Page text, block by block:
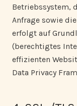
Betriebssystem,
Anfrage sowie
erfolgt auf
(berechtigtes
effizienten
Data Privacy